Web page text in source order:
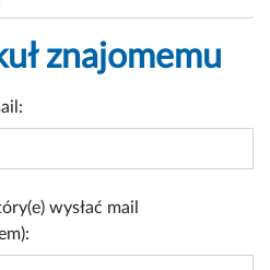
znajomemu
wysłać mail